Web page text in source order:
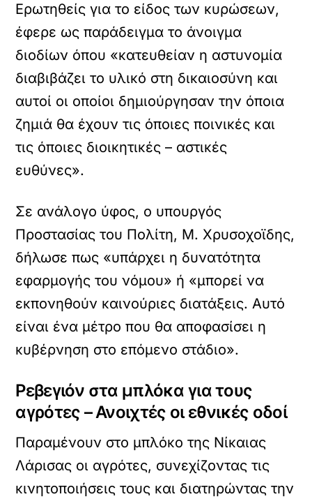
Ερωτηθείς για το είδος των κυρώσεων,
έφερε ως παράδειγμα το άνοιγμα
διοδίων όπου «κατευθείαν η αστυνομία
διαβιβάζει το υλικό στη δικαιοσύνη και
αυτοί οι οποίοι δημιούργησαν την όποια
ζημιά θα έχουν τις όποιες ποινικές και
τις όποιες διοικητικές – αστικές
ευθύνες».
Σε ανάλογο ύφος, ο υπουργός
Προστασίας του Πολίτη, Μ. Χρυσοχοϊδης,
δήλωσε πως «υπάρχει η δυνατότητα
εφαρμογής του νόμου» ή «μπορεί να
εκπονηθούν καινούριες διατάξεις. Αυτό
είναι ένα μέτρο που θα αποφασίσει η
κυβέρνηση στο επόμενο στάδιο».
Ρεβεγιόν στα μπλόκα για τους
αγρότες – Ανοιχτές οι εθνικές οδοί
Παραμένουν στο μπλόκο της Νίκαιας
Λάρισας οι αγρότες, συνεχίζοντας τις
κινητοποιήσεις τους και διατηρώντας την